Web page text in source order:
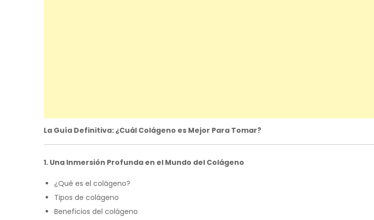
La Guía Definitiva: ¿Cuál Colágeno es Mejor Para Tomar?
1. Una Inmersión Profunda en el Mundo del Colágeno
¿Qué es el colágeno?
Tipos de colágeno
Beneficios del colágeno